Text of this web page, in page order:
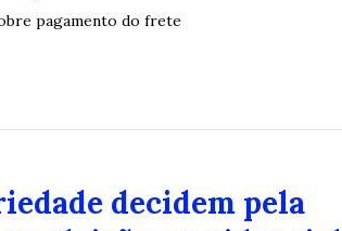
pagamento do frete
decidem pela